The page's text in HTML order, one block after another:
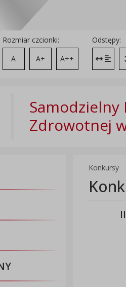
Rozmiar czcionki:
A
A+ A++
Odstępy:
Samodzielny
Zdrowotnej
Konkursy